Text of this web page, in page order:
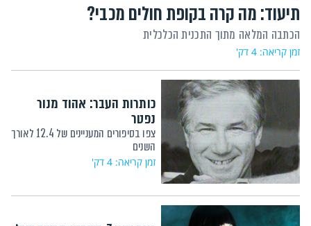
תיעוד: מה קרה בקופת חולים מכבי?
הכתבה המלאה מתוך התכנית הכלכלית
זמן קריאה: 4 דק'
כותרות העבר: אהוד מנור
נפטר
צפו בסיפורים המעניינים של 12.4 לאורך
השנים
זמן קריאה: 4 דק'